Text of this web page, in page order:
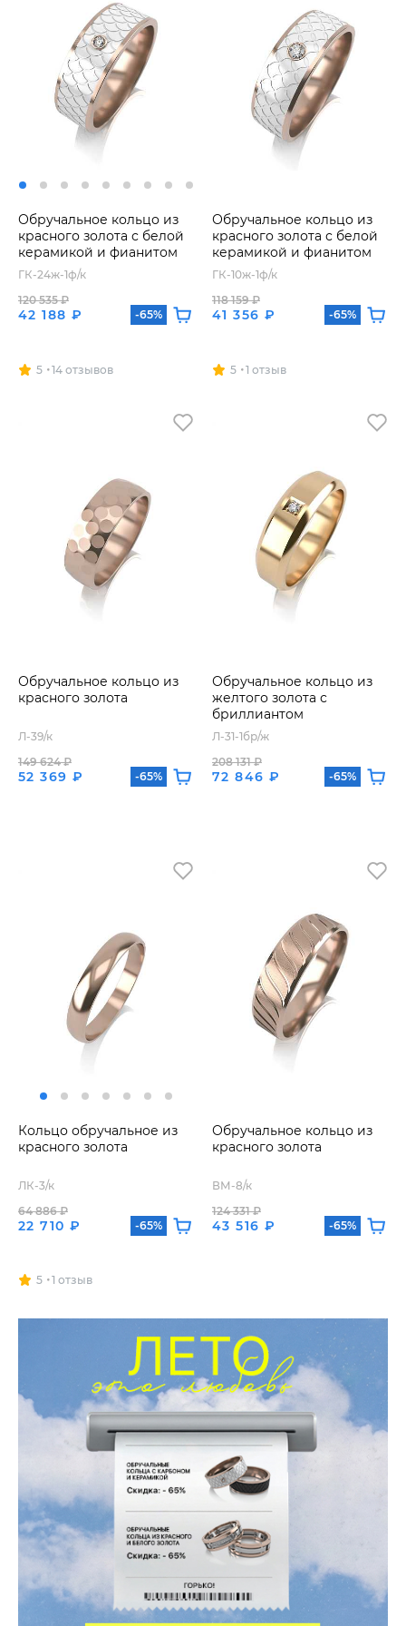
Обручальное кольцо из
красного золота с белой
керамикой и фианитом
ГК-24ж-1ф/к
42 188 ₽
120 535 ₽
-65%
5 14 отзывов
Обручальное кольцо из
красного золота с белой
керамикой и фианитом
ГК-10ж-1ф/к
41 356 ₽
118 159 ₽
-65%
5 1 отзыв
Обручальное кольцо из
красного золота
Л-39/к
52 369 ₽
149 624 ₽
-65%
Обручальное кольцо из
желтого золота с
бриллиантом
Л-31-1бр/ж
72 846 ₽
208 131 ₽
-65%
Кольцо обручальное из
красного золота
ЛК-3/к
22 710 ₽
64 886 ₽
-65%
5 1 отзыв
Обручальное кольцо из
красного золота
ВМ-8/к
43 516 ₽
124 331 ₽
-65%